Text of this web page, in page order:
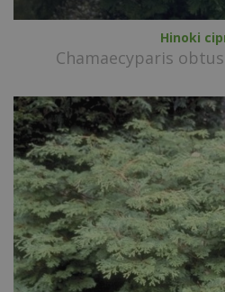
Hinoki
Chamaecyparis